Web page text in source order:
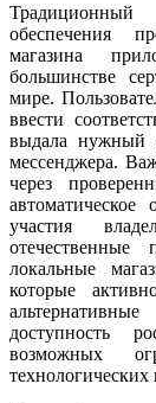
обеспечения
магазина
большинстве
мире.
ввести
выдала нужный
мессенджера.
через
участия
отечественные
локальные
которые
доступность
возможных